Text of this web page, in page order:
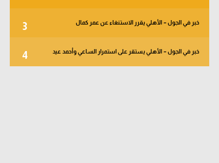
3 خبر في الجول – الأهلي يقرر الاستنغاء عن عمر كمال
4 خبر في الجول – الأهلي يستقر على استمرار الساعي وأحمد عيد